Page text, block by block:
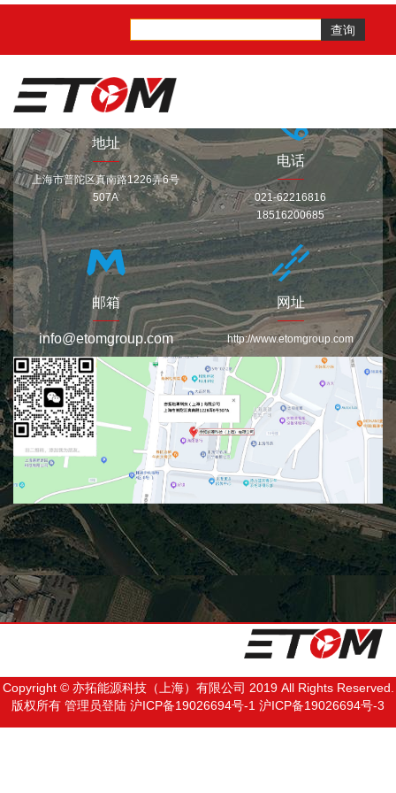
查询
地址
上海市普陀区真南路1226弄6号
507A
电话
021-62216816
18516200685
邮箱
info@etomgroup.com
网址
http://www.etomgroup.com
Copyright © 亦拓能源科技（上海）有限公司 2019 All Rights Reserved.
版权所有 管理员登陆 沪ICP备19026694号-1 沪ICP备19026694号-3